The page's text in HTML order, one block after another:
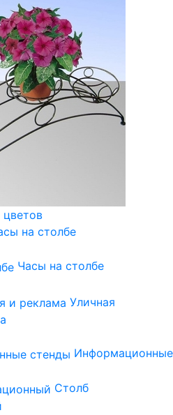
на столбе
Часы на столбе
Уличная
Информационные
Столб